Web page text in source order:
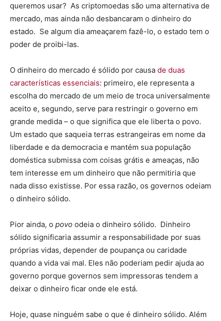
queremos usar? As criptomoedas são uma alternativa de
mercado, mas ainda não desbancaram o dinheiro do
estado. Se algum dia ameaçarem fazê-lo, o estado tem o
poder de proibi-las.
O dinheiro do mercado é sólido por causa de duas
características essenciais: primeiro, ele representa a
escolha do mercado de um meio de troca universalmente
aceito e, segundo, serve para restringir o governo em
grande medida – o que significa que ele liberta o povo.
Um estado que saqueia terras estrangeiras em nome da
liberdade e da democracia e mantém sua população
doméstica submissa com coisas grátis e ameaças, não
tem interesse em um dinheiro que não permitiria que
nada disso existisse. Por essa razão, os governos odeiam
o dinheiro sólido.
Pior ainda, o povo odeia o dinheiro sólido. Dinheiro
sólido significaria assumir a responsabilidade por suas
próprias vidas, depender de poupança ou caridade
quando a vida vai mal. Eles não poderiam pedir ajuda ao
governo porque governos sem impressoras tendem a
deixar o dinheiro ficar onde ele está.
Hoje, quase ninguém sabe o que é dinheiro sólido. Além